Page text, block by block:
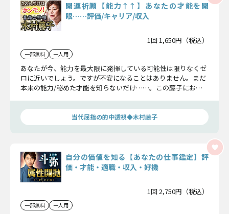
開運祈願【能力↑↑】あなたの才能を開
眼……評価/キャリア/収入
1回 1,650円（税込）
一部無料 一人用
あなたが今、能力を最大限に発揮している可能性は限りなくゼ
ロに近いでしょう。ですが不安になることはありません。まだ
本来の能力/秘めた才能を知らないだけ……。この藤子にお任
ましょう。
当代屈指の的中透視◆木村藤子
自分の価値を知る【あなたの仕事鑑定】評
価・才能・適職・収入・好機
1回 2,750円（税込）
一部無料 一人用